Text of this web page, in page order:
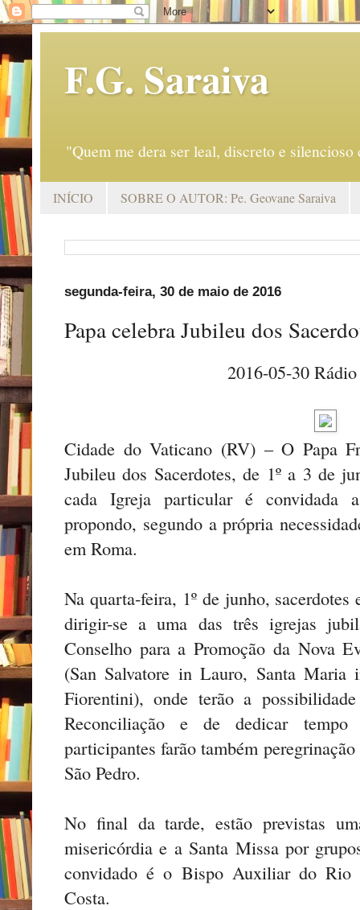
F.G. Saraiva
"Quem me dera ser leal, discreto e
INÍCIO SOBRE O AUTOR: Pe. Geovane Saraiva
segunda-feira, 30 de maio de 2016
Papa celebra Jubileu dos
2016-05-30
Cidade do Vaticano (RV) – O Papa
Jubileu dos Sacerdotes, de 1º a 3 de
cada Igreja particular é convidada
propondo, segundo a própria
em Roma.
Na quarta-feira, 1º de junho,
dirigir-se a uma das três igrejas
Conselho para a Promoção da Nova
(San Salvatore in Lauro, Santa
Fiorentini), onde terão a
Reconciliação e de dedicar
participantes farão também
São Pedro.
No final da tarde, estão previstas
misericórdia e a Santa Missa por
convidado é o Bispo Auxiliar do Rio
Costa.